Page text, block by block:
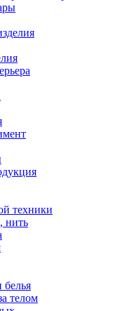
техники
нить
белья
телом